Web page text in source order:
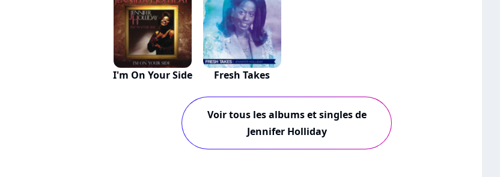
I'm On Your Side Fresh Takes
Voir tous les albums et singles de
Jennifer Holliday